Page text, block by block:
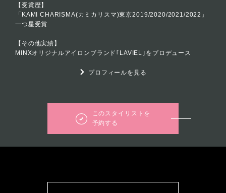
【受賞歴】
「KAMI CHARISMA(カミカリスマ)東京2019/2020/2021/2022」
一つ星受賞
【その他実績】
MINXオリジナルアイロンブランド｢LAVIEL｣をプロデュース
プロフィールを見る
このスタイリストを
予約する